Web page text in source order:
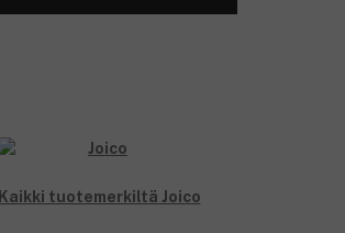
Kaikki tuotemerkiltä Joico